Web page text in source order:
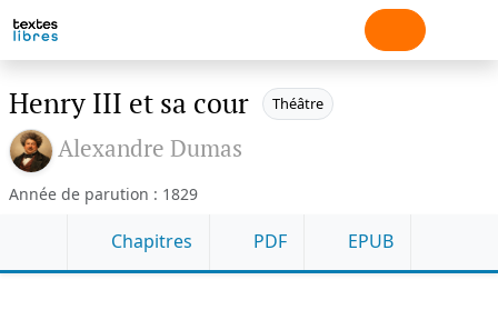
Henry III et sa cour Théâtre
Alexandre Dumas
Année de parution : 1829
Chapitres PDF EPUB